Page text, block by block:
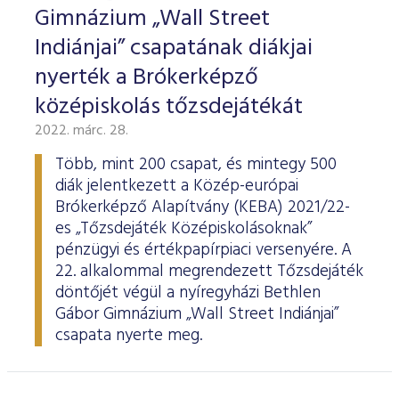
Gimnázium „Wall Street
Indiánjai” csapatának diákjai
nyerték a Brókerképző
középiskolás tőzsdejátékát
2022. márc. 28.
Több, mint 200 csapat, és mintegy 500
diák jelentkezett a Közép-európai
Brókerképző Alapítvány (KEBA) 2021/22-
es „Tőzsdejáték Középiskolásoknak”
pénzügyi és értékpapírpiaci versenyére. A
22. alkalommal megrendezett Tőzsdejáték
döntőjét végül a nyíregyházi Bethlen
Gábor Gimnázium „Wall Street Indiánjai”
csapata nyerte meg.